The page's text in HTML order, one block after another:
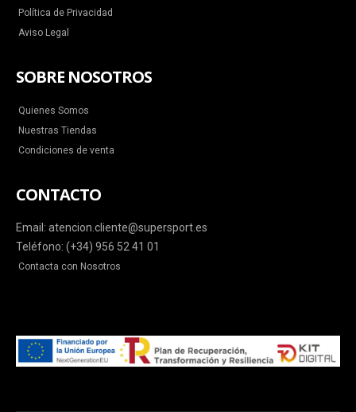
Política de Privacidad
Aviso Legal
SOBRE NOSOTROS
Quienes Somos
Nuestras Tiendas
Condiciones de venta
CONTACTO
Email: atencion.cliente@supersport.es
Teléfono: (+34) 956 52 41 01
Contacta con Nosotros